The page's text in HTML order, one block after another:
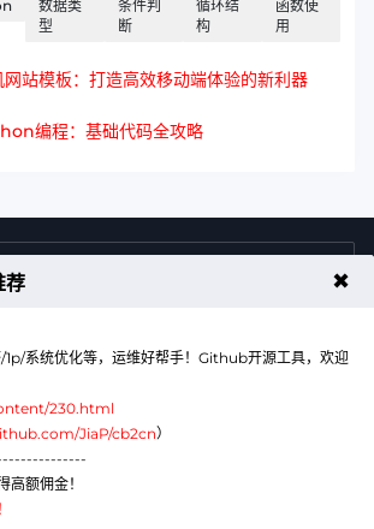
数据类
型
条件判
断
循环结
构
函数使
用
网站模板：打造高效移动端体验的新利器
编程：基础代码全攻略
前咨询热线
荐 ✖
1p/系统优化等，运维好帮手！Github开源工具，欢迎
230.html
JiaP/cb2cn）
高额佣金！